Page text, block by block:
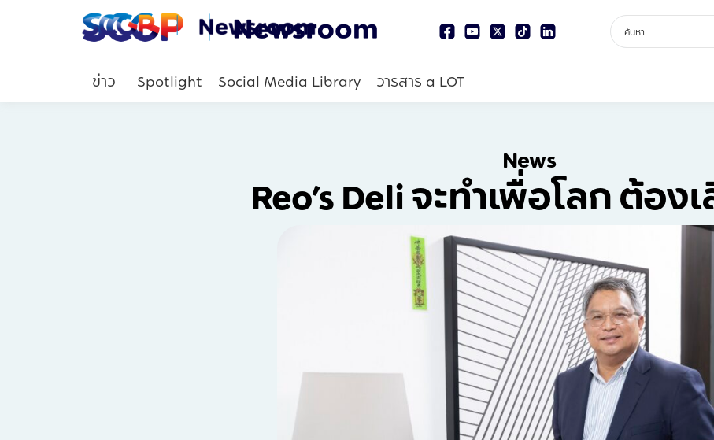
ข่าว Spotlight Social Media Library วารสาร a LOT
News
Reo’s Deli จะทำเพื่อโลก ต้อง